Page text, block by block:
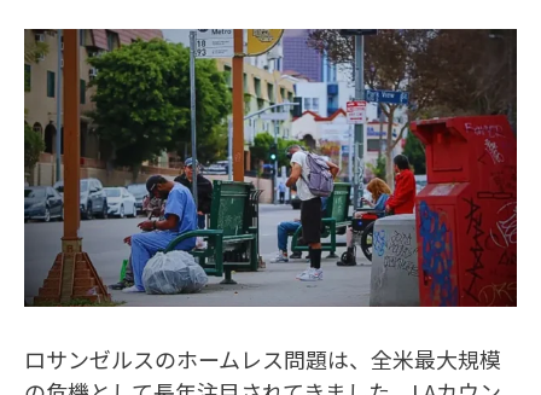
ロサンゼルスのホームレス問題は、全米最大規模